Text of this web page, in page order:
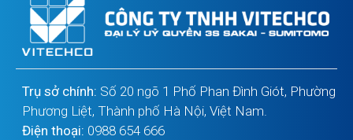
Trụ sở chính: Số 20 ngõ 1 Phố Phan Đình Giót, Phường
Phương Liệt, Thành phố Hà Nội, Việt Nam.
Điện thoại: 0988 654 666